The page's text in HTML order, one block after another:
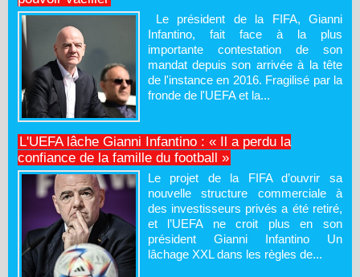
Le président de la FIFA, Gianni
Infantino, fait face à la plus
importante contestation de son
mandat depuis son arrivée à la tête
de l'instance en 2016. Fragilisé par la
fronde de l'UEFA et la...
L'UEFA lâche Gianni Infantino : « Il a perdu la
confiance de la famille du football »
Le projet de la FIFA d’ouvrir sa
nouvelle structure commerciale à
des investisseurs privés a été retiré,
et l’UEFA ne croit plus en son
président Gianni Infantino Un
lâchage XXL dans les règles de...